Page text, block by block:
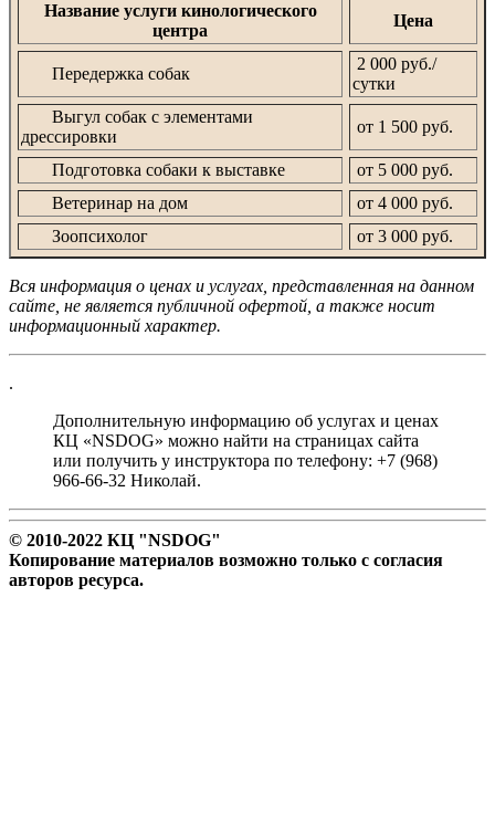
Название услуги кинологического
центра
Цена
Передержка собак
2 000 руб./
сутки
Выгул собак с элементами
дрессировки
от 1 500 руб.
Подготовка собаки к выставке
от 5 000 руб.
Ветеринар на дом
от 4 000 руб.
Зоопсихолог
от 3 000 руб.
Вся информация о ценах и услугах, представленная на данном
сайте, не является публичной офертой, а также носит
информационный характер.
.
Дополнительную информацию об услугах и ценах
КЦ «NSDOG» можно найти на страницах сайта
или получить у инструктора по телефону: +7 (968)
966-66-32 Николай.
© 2010-2022 КЦ "NSDOG"
Копирование материалов возможно только с согласия
авторов ресурса.